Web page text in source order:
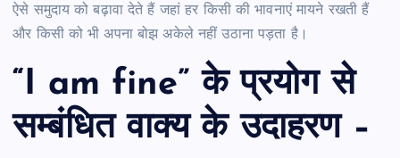
ऐसे समुदाय को बढ़ावा देते हैं जहां हर किसी की भावनाएं मायने रखती हैं
और किसी को भी अपना बोझ अकेले नहीं उठाना पड़ता है।
“I am fine” के प्रयोग से
सम्बंधित वाक्य के उदाहरण –